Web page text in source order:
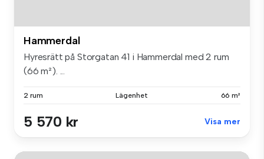
Hammerdal
Hyresrätt på Storgatan 41 i Hammerdal med 2 rum
(66 m²). ...
2 rum Lägenhet 66 m²
5 570 kr Visa mer